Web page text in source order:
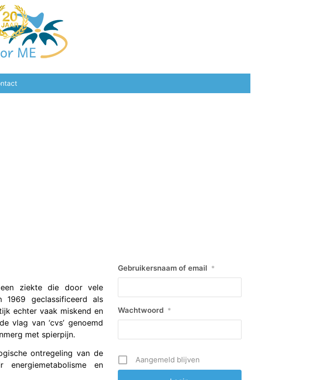
ziekte die door vele
geclassificeerd als
echter vaak miskend en
vlag van ‘cvs’ genoemd
met spierpijn.
ontregeling van de
en
Gebruikersnaam of email *
Wachtwoord *
Aangemeld blijven